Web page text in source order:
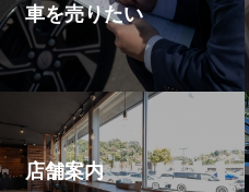
車を売りたい
店舗案内